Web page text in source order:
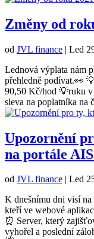
Změny od
od JVL finance | Led
Lednová výplata nám
přehledně podívat.👀
90,50 Kč/hod 💡ruku v
sleva na poplatníka na
Upozornění
na portále
od JVL finance | Led
K dnešnímu dni visí
kteří ve webové
⏰ Server, který
vyhořel a poslední